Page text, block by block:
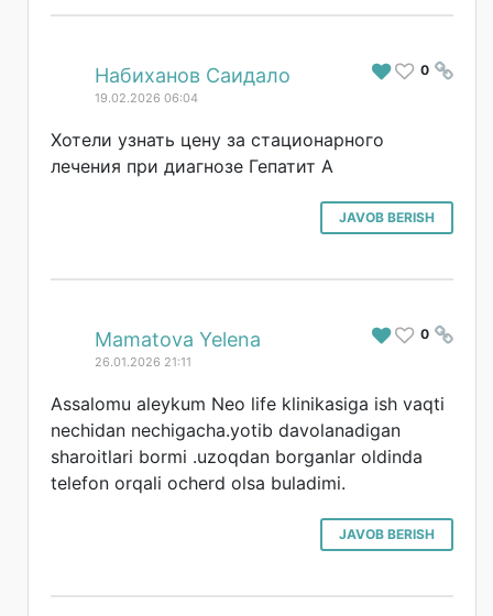
# 0
Набиханов Саидало
19.02.2026 06:04
Хотели узнать цену за стационарного
лечения при диагнозе Гепатит А
JAVOB BERISH
# 0
Mamatova Yelena
26.01.2026 21:11
Assalomu aleykum Neo life klinikasiga ish vaqti
nechidan nechigacha.yotib davolanadigan
sharoitlari bormi .uzoqdan borganlar oldinda
telefon orqali ocherd olsa buladimi.
JAVOB BERISH